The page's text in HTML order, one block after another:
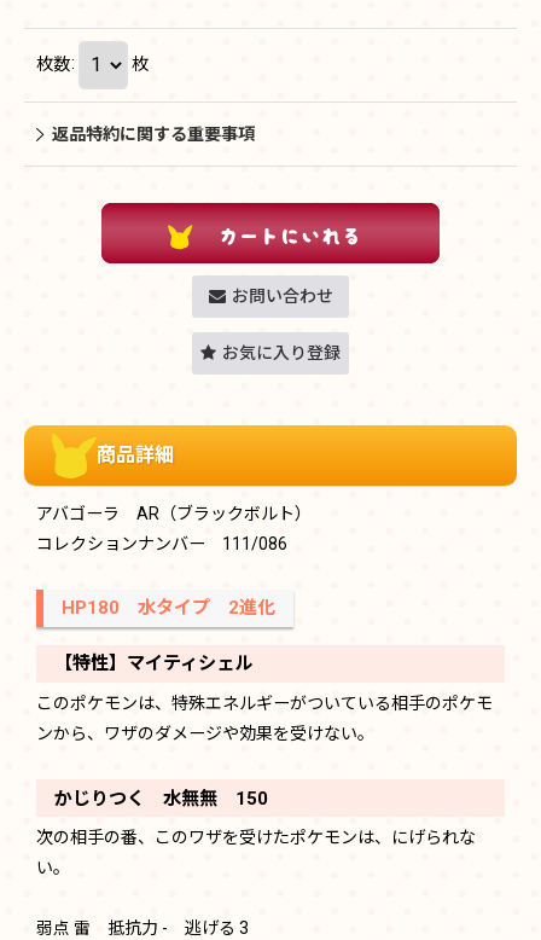
枚数: 枚
返品特約に関する重要事項
お問い合わせ
お気に入り登録
商品詳細
アバゴーラ AR（ブラックボルト）
コレクションナンバー 111/086
HP180 水タイプ 2進化
【特性】マイティシェル
このポケモンは、特殊エネルギーがついている相手のポケモ
ンから、ワザのダメージや効果を受けない。
かじりつく 水無無 150
次の相手の番、このワザを受けたポケモンは、にげられな
い。
弱点 雷 抵抗力 - 逃げる 3